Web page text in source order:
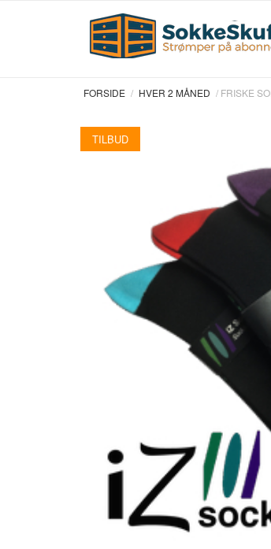
Home
FORSIDE / HVER 2 MÅNED / FRISKE
TILBUD